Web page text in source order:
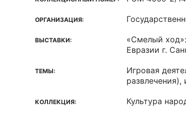
ОРГАНИЗАЦИЯ:
ВЫСТАВКИ:
«Смелый
Евразии г.
ТЕМЫ:
Игровая
развлечения),
КОЛЛЕКЦИЯ: Культура